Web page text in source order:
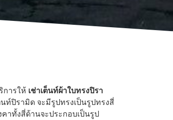
การให้ เช่าเต็นท์ผ้าใบทรงปิรา
ท์ปิรามิด จะมีรูปทรงเป็นรูปทรงสี่
าทั้งสี่ด้านจะประกอบเป็นรูป